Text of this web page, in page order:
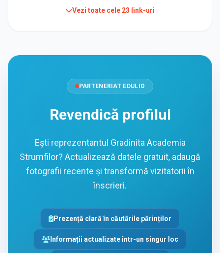
Vezi toate cele 23 link-uri
PARTENERIAT EDULIO
Revendică profilul
Ești reprezentantul Gradinita Academia
Strumfilor? Actualizează datele gratuit, adaugă
fotografii recente și transformă vizitatorii în
înscrieri.
Prezență clară în căutările părinților
Informații actualizate într-un singur loc